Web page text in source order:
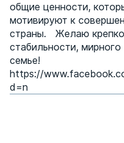
общие ценности,
мотивируют к
страны. Желаю
стабильности,
семье!
https://
d=n